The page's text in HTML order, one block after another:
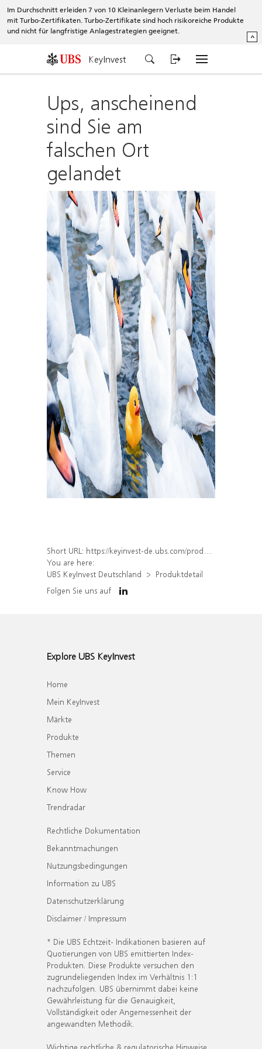
Im Durchschnitt erleiden 7 von 10 Kleinanlegern Verluste beim Handel
mit Turbo-Zertifikaten. Turbo-Zertifikate sind hoch risikoreiche Produkte
und nicht für langfristige Anlagestrategien geeignet.
^
KeyInvest
Ups, anscheinend
sind Sie am
falschen Ort
gelandet
Short URL: https://keyinvest-de.ubs.com/produkt/detail/index/isin/DE000WA84CK8
You are here:
UBS KeyInvest Deutschland
Produktdetail
Folgen Sie uns auf
Explore UBS KeyInvest
Home
Mein KeyInvest
Märkte
Produkte
Themen
Service
Know How
Trendradar
Rechtliche Dokumentation
Bekanntmachungen
Nutzungsbedingungen
Information zu UBS
Datenschutzerklärung
Disclaimer / Impressum
* Die UBS Echtzeit- Indikationen basieren auf
Quotierungen von UBS emittierten Index-
Produkten. Diese Produkte versuchen den
zugrundeliegenden Index im Verhältnis 1:1
nachzufolgen. UBS übernimmt dabei keine
Gewährleistung für die Genauigkeit,
Vollständigkeit oder Angemessenheit der
angewandten Methodik.